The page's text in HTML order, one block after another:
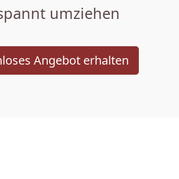
umziehen
Angebot erhalten